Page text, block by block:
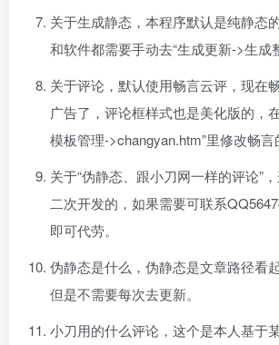
关于生成静态，本程序默认是纯静态
和软件都需要手动去“生成更新->生成
关于评论，默认使用畅言云评，现在
广告了，评论框样式也是美化版的，
模板管理->changyan.htm”里修改畅言
关于“伪静态、跟小刀网一样的评论”
二次开发的，如果需要可联系
即可代劳。
伪静态是什么，伪静态是文章路径看
但是不需要每次去更新。
小刀用的什么评论，这个是本人基于